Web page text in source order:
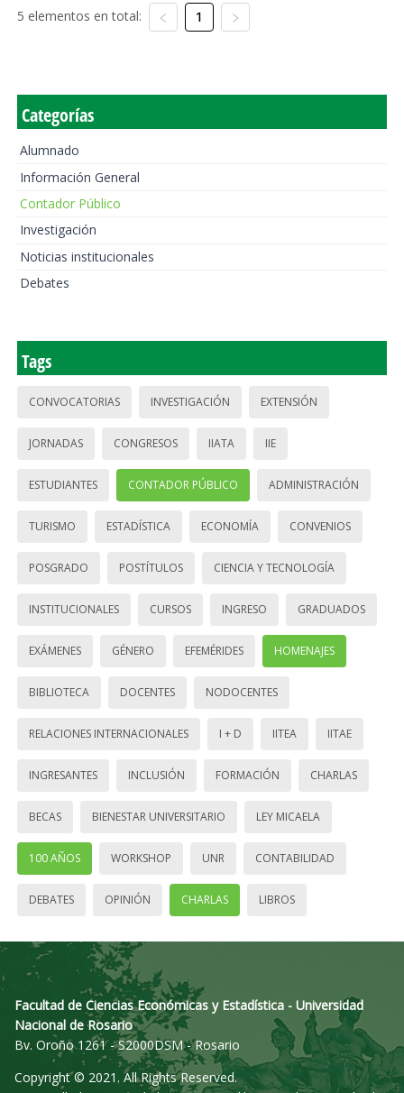
5 elementos en total: 1
Categorías
Alumnado
Información General
Contador Público
Investigación
Noticias institucionales
Debates
Tags
CONVOCATORIAS INVESTIGACIÓN EXTENSIÓN
JORNADAS CONGRESOS IIATA IIE
ESTUDIANTES CONTADOR PÚBLICO ADMINISTRACIÓN
TURISMO ESTADÍSTICA ECONOMÍA CONVENIOS
POSGRADO POSTÍTULOS CIENCIA Y TECNOLOGÍA
INSTITUCIONALES CURSOS INGRESO GRADUADOS
EXÁMENES GÉNERO EFEMÉRIDES HOMENAJES
BIBLIOTECA DOCENTES NODOCENTES
RELACIONES INTERNACIONALES I + D IITEA IITAE
INGRESANTES INCLUSIÓN FORMACIÓN CHARLAS
BECAS BIENESTAR UNIVERSITARIO LEY MICAELA
100 AÑOS WORKSHOP UNR CONTABILIDAD
DEBATES OPINIÓN CHARLAS LIBROS
Facultad de Ciencias Económicas y Estadística - Universidad
Nacional de Rosario
Bv. Oroño 1261 - S2000DSM - Rosario
Copyright © 2021. All Rights Reserved.